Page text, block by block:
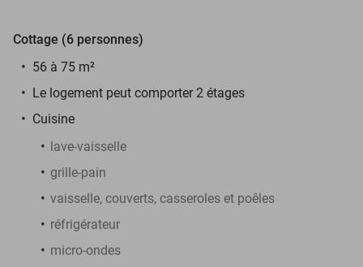
Cottage (6 personnes)
56 à 75 m²
Le logement peut comporter 2 étages
Cuisine
lave-vaisselle
grille-pain
vaisselle, couverts, casseroles et poêles
réfrigérateur
micro-ondes